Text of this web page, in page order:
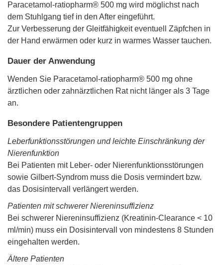
Paracetamol-ratiopharm® 500 mg wird möglichst nach
dem Stuhlgang tief in den After eingeführt.
Zur Verbesserung der Gleitfähigkeit eventuell Zäpfchen in
der Hand erwärmen oder kurz in warmes Wasser tauchen.
Dauer der Anwendung
Wenden Sie Paracetamol-ratiopharm® 500 mg ohne
ärztlichen oder zahnärztlichen Rat nicht länger als 3 Tage
an.
Besondere Patientengruppen
Leberfunktionsstörungen und leichte Einschränkung der
Nierenfunktion
Bei Patienten mit Leber- oder Nierenfunktionsstörungen
sowie Gilbert-Syndrom muss die Dosis vermindert bzw.
das Dosisintervall verlängert werden.
Patienten mit schwerer Niereninsuffizienz
Bei schwerer Niereninsuffizienz (Kreatinin-Clearance < 10
ml/min) muss ein Dosisintervall von mindestens 8 Stunden
eingehalten werden.
Ältere Patienten